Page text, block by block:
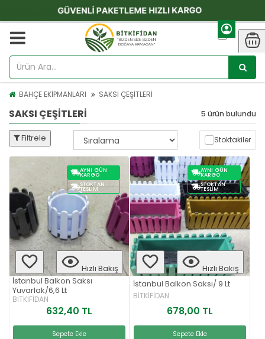
BAHÇE EKİPMANLARI SAKSI ÇEŞİTLERİ
SAKSI ÇEŞİTLERİ 5 ürün bulundu
Filtrele Stoktakiler
AYNI GÜN
KARGO
STOKTAN
TESLIM
Hızlı Bakış
İstanbul Balkon Saksı
Yuvarlak/6,6 Lt
BİTKİFİDAN
632,40 TL
Sepete Ekle
AYNI GÜN
KARGO
STOKTAN
TESLIM
Hızlı Bakış
İstanbul Balkon Saksı/ 9 Lt
BİTKİFİDAN
678,00 TL
Sepete Ekle